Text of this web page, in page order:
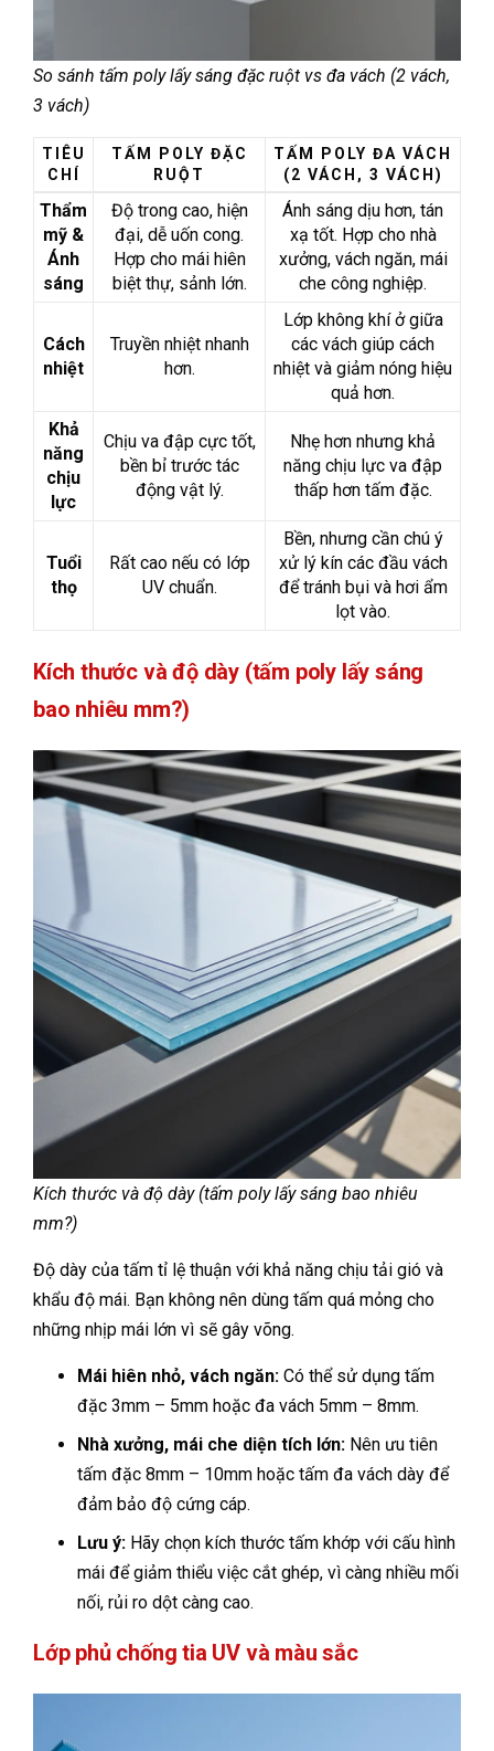
So sánh tấm poly lấy sáng đặc ruột vs đa vách (2 vách,
3 vách)
TIÊU
CHÍ
TẤM POLY ĐẶC
RUỘT
TẤM POLY ĐA VÁCH
(2 VÁCH, 3 VÁCH)
Thẩm
mỹ &
Ánh
sáng
Độ trong cao, hiện
đại, dễ uốn cong.
Hợp cho mái hiên
biệt thự, sảnh lớn.
Ánh sáng dịu hơn, tán
xạ tốt. Hợp cho nhà
xưởng, vách ngăn, mái
che công nghiệp.
Cách
nhiệt
Truyền nhiệt nhanh
hơn.
Lớp không khí ở giữa
các vách giúp cách
nhiệt và giảm nóng hiệu
quả hơn.
Khả
năng
chịu
lực
Chịu va đập cực tốt,
bền bỉ trước tác
động vật lý.
Nhẹ hơn nhưng khả
năng chịu lực va đập
thấp hơn tấm đặc.
Tuổi
thọ
Rất cao nếu có lớp
UV chuẩn.
Bền, nhưng cần chú ý
xử lý kín các đầu vách
để tránh bụi và hơi ẩm
lọt vào.
Kích thước và độ dày (tấm poly lấy sáng
bao nhiêu mm?)
Kích thước và độ dày (tấm poly lấy sáng bao nhiêu
mm?)
Độ dày của tấm tỉ lệ thuận với khả năng chịu tải gió và
khẩu độ mái. Bạn không nên dùng tấm quá mỏng cho
những nhịp mái lớn vì sẽ gây võng.
Mái hiên nhỏ, vách ngăn: Có thể sử dụng tấm
đặc 3mm – 5mm hoặc đa vách 5mm – 8mm.
Nhà xưởng, mái che diện tích lớn: Nên ưu tiên
tấm đặc 8mm – 10mm hoặc tấm đa vách dày để
đảm bảo độ cứng cáp.
Lưu ý: Hãy chọn kích thước tấm khớp với cấu hình
mái để giảm thiểu việc cắt ghép, vì càng nhiều mối
nối, rủi ro dột càng cao.
Lớp phủ chống tia UV và màu sắc